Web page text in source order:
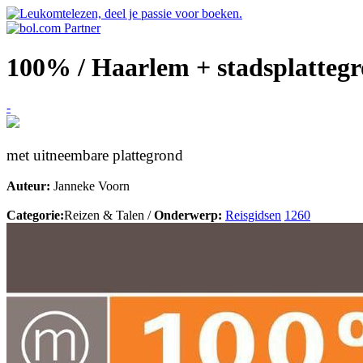
100% / Haarlem +
-
met uitneembare plattegrond
Auteur: Janneke Voorn
Categorie:Reizen & Talen /Onderwerp: Reisgidsen 1260